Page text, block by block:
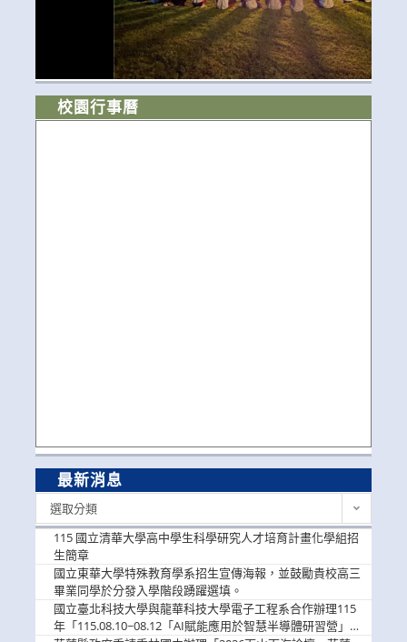
校園行事曆
最新消息
選取分類
115 國立清華大學高中學生科學研究人才培育計畫化學組招
生簡章
國立東華大學特殊教育學系招生宣傳海報，並鼓勵貴校高三
畢業同學於分發入學階段踴躍選填。
國立臺北科技大學與龍華科技大學電子工程系合作辦理115
年「115.08.10~08.12「AI賦能應用於智慧半導體研習營」，